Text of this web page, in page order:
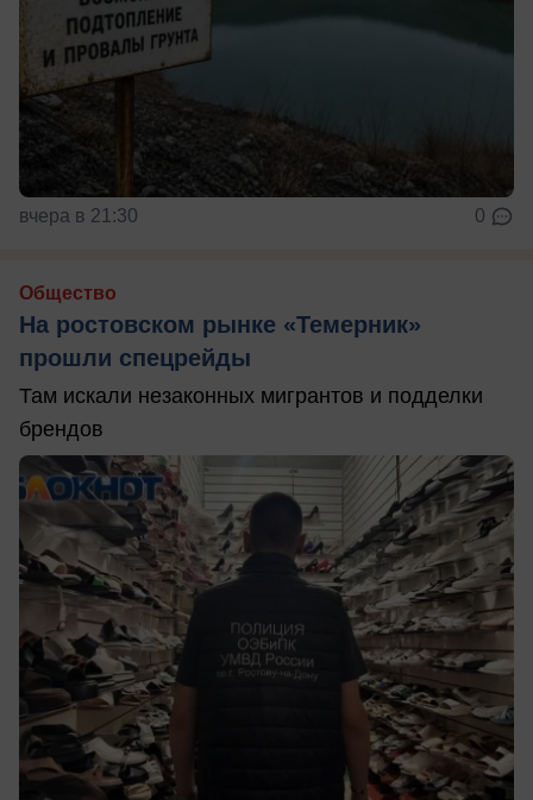
вчера в 21:30 0
Общество
На ростовском рынке «Темерник»
прошли спецрейды
Там искали незаконных мигрантов и подделки
брендов